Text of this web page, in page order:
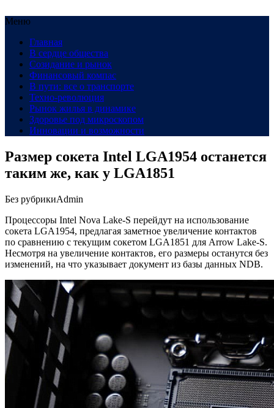
Меню
Главная
В сердце общества
Созидание и рынок
Финансовый компас
В пути: все о транспорте
Техно-революция
Рынок жилья в динамике
Здоровье под микроскопом
Инновации и возможности
Размер сокета Intel LGA1954 останется
таким же, как у LGA1851
Без рубрикиAdmin
Процессоры Intel Nova Lake-S перейдут на использование
сокета LGA1954, предлагая заметное увеличение контактов
по сравнению с текущим сокетом LGA1851 для Arrow Lake-S.
Несмотря на увеличение контактов, его размеры останутся без
изменений, на что указывает документ из базы данных NDB.